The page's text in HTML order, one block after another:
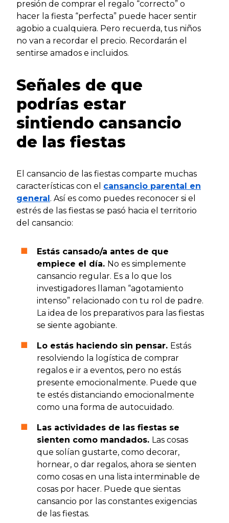
presión de comprar el regalo “correcto” o
hacer la fiesta “perfecta” puede hacer sentir
agobio a cualquiera. Pero recuerda, tus niños
no van a recordar el precio. Recordarán el
sentirse amados e incluidos.
Señales de que
podrías estar
sintiendo cansancio
de las fiestas
El cansancio de las fiestas comparte muchas
características con el cansancio parental en
general . Así es como puedes reconocer si el
estrés de las fiestas se pasó hacia el territorio
del cansancio:
Estás cansado/a antes de que
empiece el día. No es simplemente
cansancio regular. Es a lo que los
investigadores llaman “agotamiento
intenso” relacionado con tu rol de padre.
La idea de los preparativos para las fiestas
se siente agobiante.
Lo estás haciendo sin pensar. Estás
resolviendo la logística de comprar
regalos e ir a eventos, pero no estás
presente emocionalmente. Puede que
te estés distanciando emocionalmente
como una forma de autocuidado.
Las actividades de las fiestas se
sienten como mandados. Las cosas
que solían gustarte, como decorar,
hornear, o dar regalos, ahora se sienten
como cosas en una lista interminable de
cosas por hacer. Puede que sientas
cansancio por las constantes exigencias
de las fiestas.